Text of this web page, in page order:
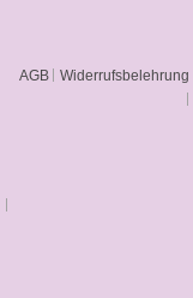
AGB Widerrufsbelehrung